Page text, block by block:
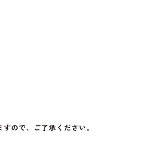
ので、ご了承ください。